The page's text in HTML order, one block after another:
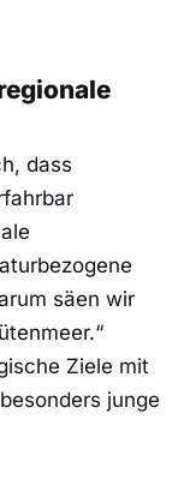
dass
säen wir
Ziele mit
junge